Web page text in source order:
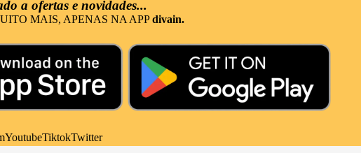
a ofertas e novidades...
MAIS, APENAS NA APPdivain.
YoutubeTiktokTwitter